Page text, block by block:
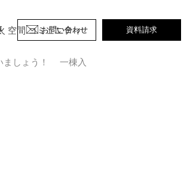
お問い合わせ 資料請求
空間 コミュニティ
ましょう！ 一棟入